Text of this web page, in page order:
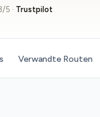
5 · Trustpilot
Verwandte Routen